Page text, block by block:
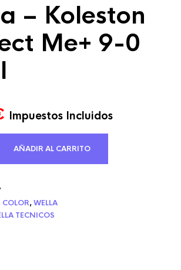
– Koleston
Me+ 9-0
El
precio
actual
es:
Impuestos Incluidos
AÑADIR AL CARRITO
COLOR,WELLA
TECNICOS